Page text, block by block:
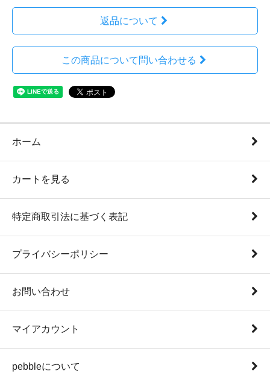
返品について
この商品について問い合わせる
ホーム
カートを見る
特定商取引法に基づく表記
プライバシーポリシー
お問い合わせ
マイアカウント
pebbleについて